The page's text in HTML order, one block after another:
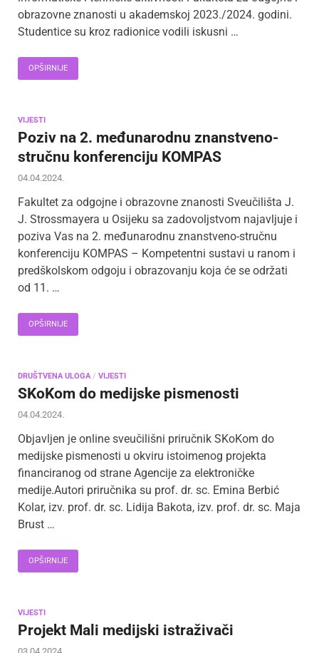
obrazovne znanosti u akademskoj 2023./2024. godini.
Studentice su kroz radionice vodili iskusni …
OPŠIRNIJE
VIJESTI
Poziv na 2. međunarodnu znanstveno-
stručnu konferenciju KOMPAS
04.04.2024.
Fakultet za odgojne i obrazovne znanosti Sveučilišta J.
J. Strossmayera u Osijeku sa zadovoljstvom najavljuje i
poziva Vas na 2. međunarodnu znanstveno-stručnu
konferenciju KOMPAS – Kompetentni sustavi u ranom i
predškolskom odgoju i obrazovanju koja će se održati
od 11. …
OPŠIRNIJE
DRUŠTVENA ULOGA/ VIJESTI
SKoKom do medijske pismenosti
04.04.2024.
Objavljen je online sveučilišni priručnik SKoKom do
medijske pismenosti u okviru istoimenog projekta
financiranog od strane Agencije za elektroničke
medije.Autori priručnika su prof. dr. sc. Emina Berbić
Kolar, izv. prof. dr. sc. Lidija Bakota, izv. prof. dr. sc. Maja
Brust …
OPŠIRNIJE
VIJESTI
Projekt Mali medijski istraživači